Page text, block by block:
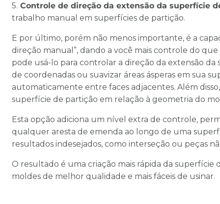
5. Controle de direção da extensão da superfície
trabalho manual em superfícies de partição.
E por último, porém não menos importante, é a
direção manual”, dando a você mais controle do
pode usá-lo para controlar a direção da extensão
de coordenadas ou suavizar áreas ásperas em sua
automaticamente entre faces adjacentes. Além
superfície de partição em relação à geometria do
Esta opção adiciona um nível extra de controle,
qualquer aresta de emenda ao longo de uma
resultados indesejados, como interseção ou peças
O resultado é uma criação mais rápida da
moldes de melhor qualidade e mais fáceis de usinar.